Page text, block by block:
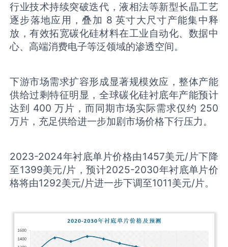
行业技术持续突破迭代，液相法等新型长晶工艺
逐步落地应用，叠加 8 英寸大尺寸产能集中释
放，有效拓宽碳化硅材料在工业自动化、数据中
心、高端消费电子等泛领域的渗透空间。
下游市场需求扩容形成显著规模效应，整体产能
供给过剩特征明显，全球碳化硅衬底年产能预计
达到 400 万片，而同期市场实际需求仅约 250
万片，充足供给进一步加剧市场价格下行压力。
2023-2024年衬底单片价格由1457美元/片下降
至1399美元/片，预计2025-2030年衬底单片价
格将由1292美元/片进一步下调至1011美元/片。